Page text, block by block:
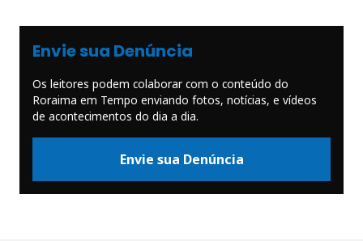
Envie sua Denúncia
Os leitores podem colaborar com o conteúdo do
Roraima em Tempo enviando fotos, notícias, e vídeos
de acontecimentos do dia a dia.
Envie sua Denúncia